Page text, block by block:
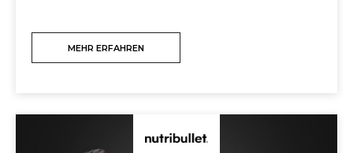
MEHR ERFAHREN